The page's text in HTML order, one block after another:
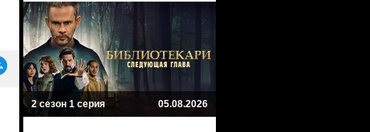
2 сезон 1 серия 05.08.2026